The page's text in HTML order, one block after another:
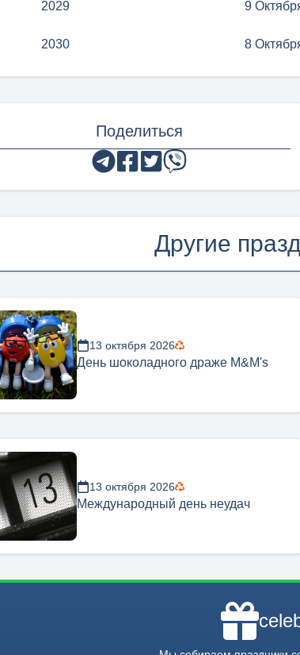
2029 9
2030 8
Поделиться
Другие
13 октября 2026
День шоколадного драже M&M's
13 октября 2026
Международный день неудач